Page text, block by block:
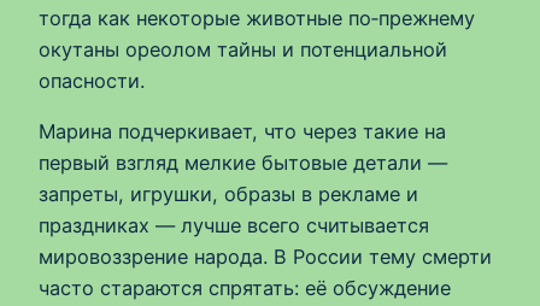
тогда как некоторые животные по‑прежнему
окутаны ореолом тайны и потенциальной
опасности.
Марина подчеркивает, что через такие на
первый взгляд мелкие бытовые детали —
запреты, игрушки, образы в рекламе и
праздниках — лучше всего считывается
мировоззрение народа. В России тему смерти
часто стараются спрятать: её обсуждение